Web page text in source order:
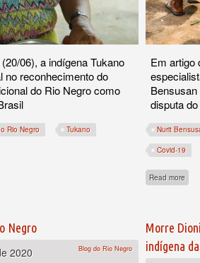
06), a indígena Tukano
no reconhecimento do
do Rio Negro como
Rio Negro Tukano
Gervásio, guardiã da memória das roças para o futuro
Em artigo
disputa
Nurit
Covid-19
Read more
Negro
2020
Blog do Rio Negro
Morre
indígena